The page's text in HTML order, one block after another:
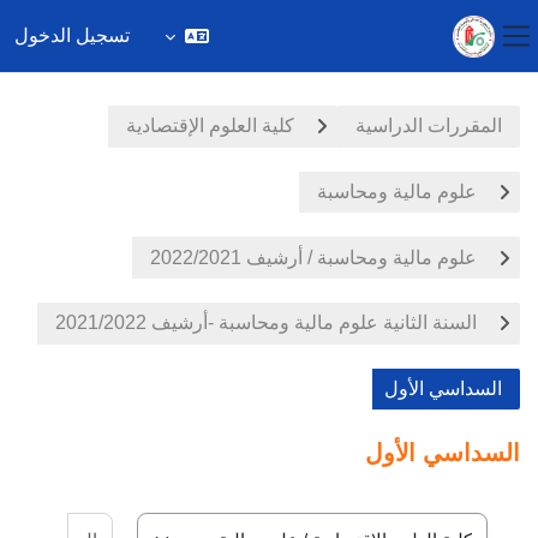
واجهة جانبية
تسجيل الدخول
المقررات الدراسية كلية العلوم الإقتصادية
علوم مالية ومحاسبة
علوم مالية ومحاسبة / أرشيف 2022/2021
السنة الثانية علوم مالية ومحاسبة -أرشيف 2021/2022
السداسي الأول
السداسي الأول